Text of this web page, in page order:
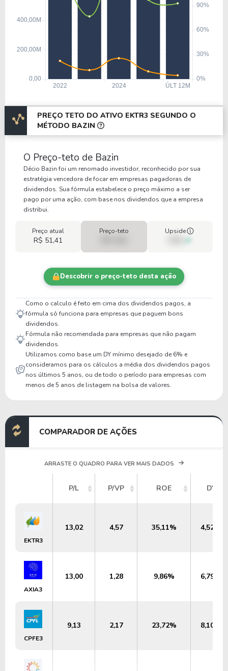
PREÇO TETO DO ATIVO EKTR3 SEGUNDO O
MÉTODO BAZIN
O Preço-teto de Bazin
Décio Bazin foi um renomado investidor, reconhecido por sua
estratégia vencedora de focar em empresas pagadoras de
dividendos. Sua fórmula estabelece o preço máximo a ser
pago por uma ação, com base nos dividendos que a empresa
distribui.
Preço atual
R$ 51,41
Preço-teto Upside
Descobrir o preço-teto desta ação
Como o calculo é feito em cima dos dividendos pagos, a
fórmula só funciona para empresas que paguem bons
dividendos.
Fórmula não recomendada para empresas que não pagam
dividendos.
Utilizamos como base um DY mínimo desejado de 6% e
consideramos para os cálculos a média dos dividendos pagos
nos últimos 5 anos, ou de todo o período para empresas com
menos de 5 anos de listagem na bolsa de valores.
COMPARADOR DE AÇÕES
ARRASTE O QUADRO PARA VER MAIS DADOS
P/L P/VP ROE DY
EKTR3
13,02 4,57 35,11% 4,52%
AXIA3
13,00 1,28 9,86% 6,79%
CPFE3
9,13 2,17 23,72% 8,10%